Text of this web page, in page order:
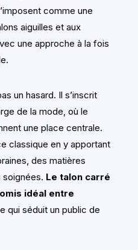
comme une
aiguilles et aux
une approche à la fois
un hasard. Il s’inscrit
de la mode, où le
une place centrale.
classique en y apportant
des matières
Le talon carré
idéal entre
qui séduit un public de